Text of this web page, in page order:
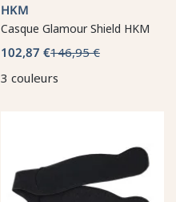
HKM
Casque Glamour Shield HKM
102,87 €146,95 €
3 couleurs